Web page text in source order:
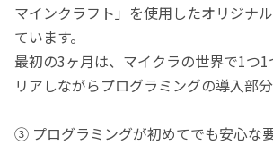
マインクラフト」を使用したオリジナ
ています。
最初の3ヶ月は、マイクラの世界で1つ
リアしながらプログラミングの導入部分
③ プログラミングが初めてでも安心な